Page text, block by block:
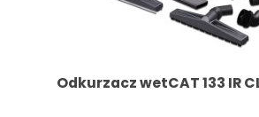
Odkurzacz wetCAT 133 IR